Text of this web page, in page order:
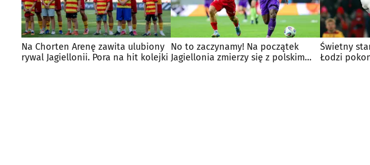
Na Chorten Arenę zawita ulubiony
rywal Jagiellonii. Pora na hit kolejki
No to zaczynamy! Na początek
Jagiellonia zmierzy się z polskim
Świetny
Łodzi